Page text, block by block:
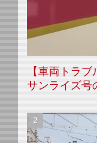
【車両トラ
サンライズ号